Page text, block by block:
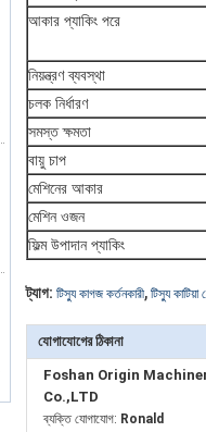
আকার প্যাকিং পরে
নিয়ন্ত্রণ ব্যবস্থা
চলক নির্ধারণ
সমস্ত ক্ষমতা
বায়ু চাপ
মেশিনের আকার
মেশিন ওজন
ফিল্ম উপাদান প্যাকিং
ট্যাগ: টিস্যু কাগজ কর্তনকারী, টিস্যু কাটিয়া
যোগাযোগের ঠিকানা
Foshan Origin
Co.,LTD
ব্যক্তি যোগাযোগ: Ronald